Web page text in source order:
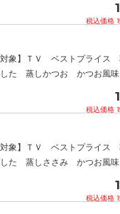
税込価格
対象】ＴＶ ベストプライス
した 蒸しかつお かつお風
税込価格
対象】ＴＶ ベストプライス
した 蒸しささみ かつお風
税込価格